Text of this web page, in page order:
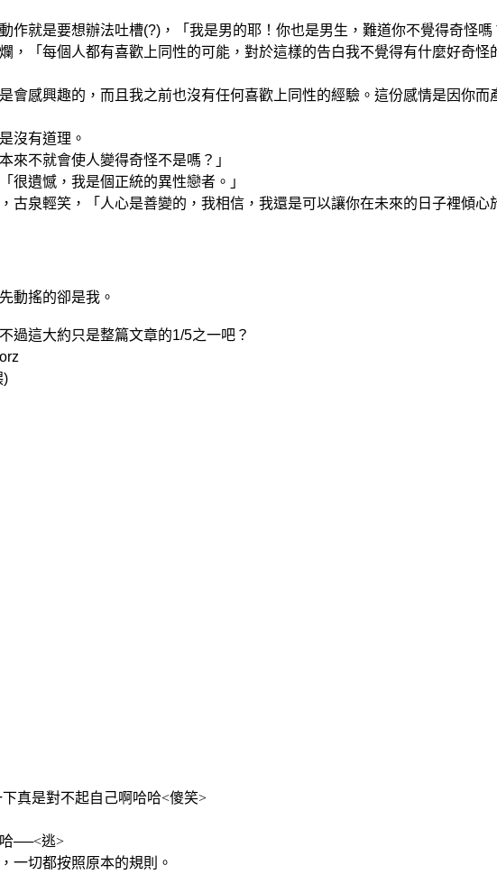
作就是要想辦法吐槽(?)，「我是男的耶！你也是男生，難道你不覺得奇怪嗎
，「每個人都有喜歡上同性的可能，對於這樣的告白我不覺得有什麼好奇怪
會感興趣的，而且我之前也沒有任何喜歡上同性的經驗。這份感情是因你
沒有道理。
來不就會使人變得奇怪不是嗎？」
很遺憾，我是個正統的異性戀者。」
古泉輕笑，「人心是善變的，我相信，我還是可以讓你在未來的日子裡傾心
動搖的卻是我。
過這大約只是整篇文章的1/5之一吧？
)
真是對不起自己啊哈哈<傻笑>
──<逃>
一切都按照原本的規則。